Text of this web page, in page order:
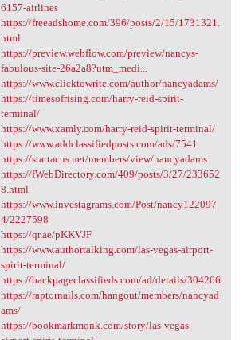
6157-airlines
https://freeadshome.com/396/posts/2/15/1731321.
html
https://preview.webflow.com/preview/nancys-
fabulous-site-26a2a8?utm_medi...
https://www.clicktowrite.com/author/nancyadams/
https://timesofrising.com/harry-reid-spirit-
terminal/
https://www.xamly.com/harry-reid-spirit-terminal/
https://www.addclassifiedposts.com/ads/7541
https://startacus.net/members/view/nancyadams
https://fWebDirectory.com/409/posts/3/27/233652
8.html
https://www.investagrams.com/Post/nancy122097
4/2227598
https://qr.ae/pKKVJF
https://www.authortalking.com/las-vegas-airport-
spirit-terminal/
https://backpageclassifieds.com/ad/details/304266
https://raptornails.com/hangout/members/nancyad
ams/
https://bookmarkmonk.com/story/las-vegas-